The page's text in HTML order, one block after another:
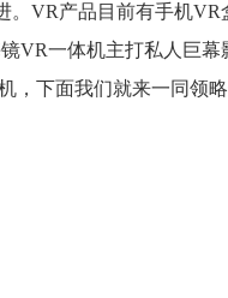
VR产品目前有手机
VR一体机主打私人巨
下面我们就来一同领